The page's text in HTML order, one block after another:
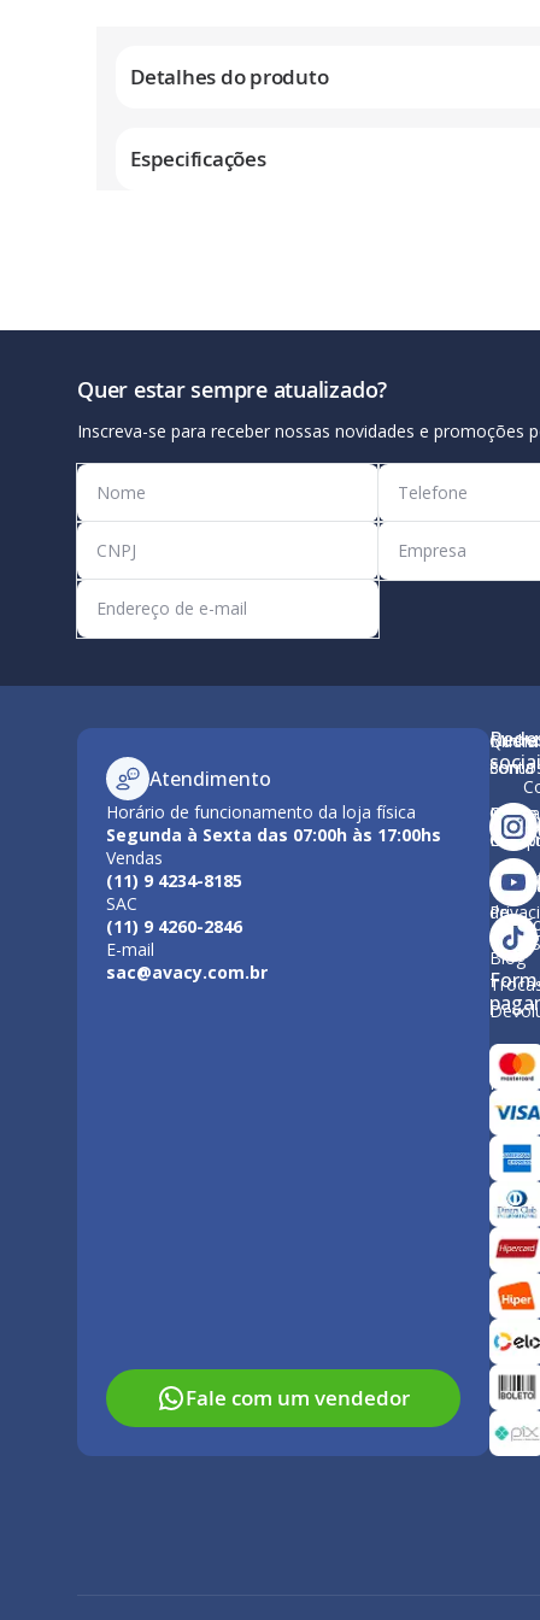
imagens
Detalhes do produto
Especificações
Quer estar sempre atualizado?
Inscreva-se para receber nossas novidades e promoções
Atendimento
Horário de funcionamento da loja física
Segunda à Sexta das 07:00h às 17:00hs
Vendas
(11) 9 4234-8185
SAC
(11) 9 4260-2846
E-mail
sac@avacy.com.br
Fale com um vendedor
Minha
conta
Como
Política
de
Quem
Nossa
Blog